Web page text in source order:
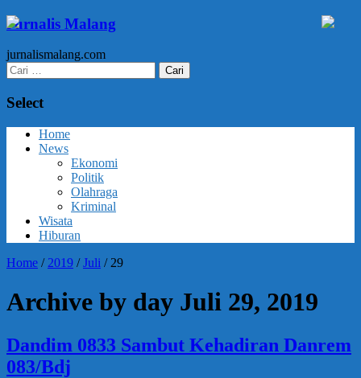
Jurnalis Malang
jurnalismalang.com
Cari
untuk:
Select
Home
News
Ekonomi
Politik
Olahraga
Kriminal
Wisata
Hiburan
Home / 2019 /Juli / 29
Archive by day Juli 29, 2019
Dandim 0833 Sambut Kehadiran Danrem
083/Bdj